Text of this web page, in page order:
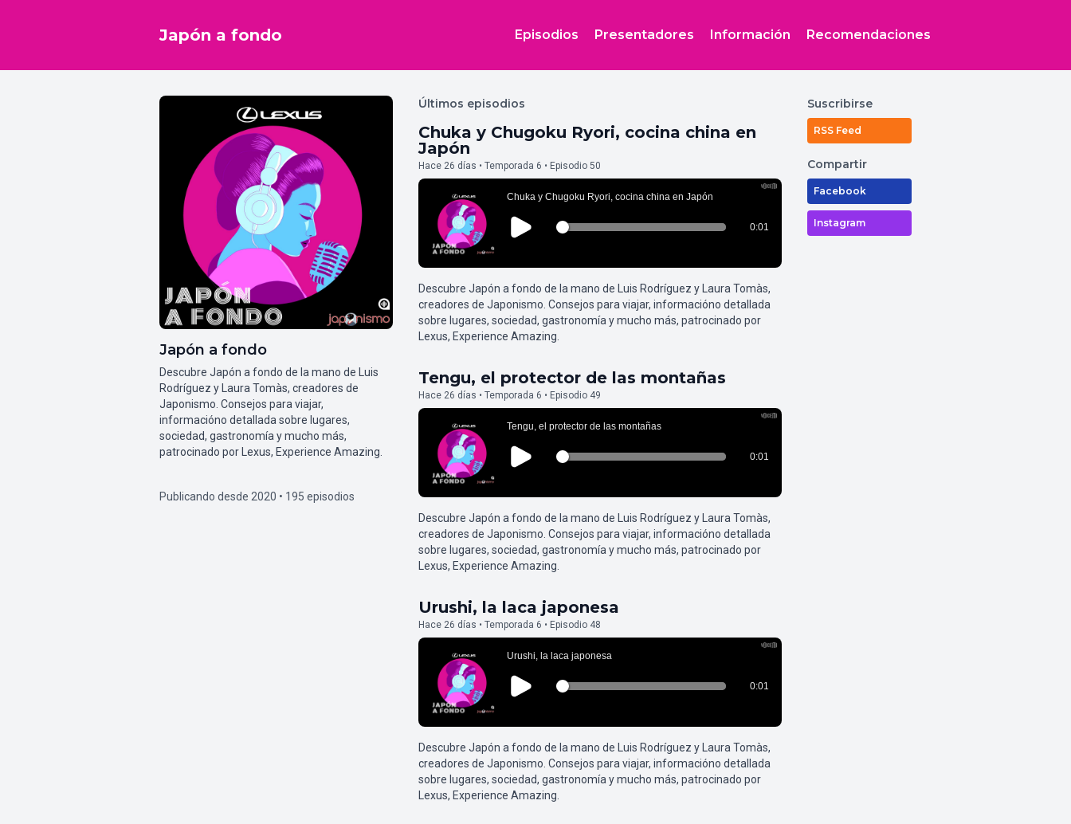
Japón a fondo Episodios Presentadores Información Recomendaciones
Japón a fondo
Descubre Japón a fondo de la mano de Luis
Rodríguez y Laura Tomàs, creadores de
Japonismo. Consejos para viajar,
informacióno detallada sobre lugares,
sociedad, gastronomía y mucho más,
patrocinado por Lexus, Experience Amazing.
Publicando desde 2020 • 195 episodios
Últimos episodios
Chuka y Chugoku Ryori, cocina china en
Japón
Hace 26 días • Temporada 6 • Episodio 50
Descubre Japón a fondo de la mano de Luis Rodríguez y Laura Tomàs,
creadores de Japonismo. Consejos para viajar, informacióno detallada
sobre lugares, sociedad, gastronomía y mucho más, patrocinado por
Lexus, Experience Amazing.
Tengu, el protector de las montañas
Hace 26 días • Temporada 6 • Episodio 49
Descubre Japón a fondo de la mano de Luis Rodríguez y Laura Tomàs,
creadores de Japonismo. Consejos para viajar, informacióno detallada
sobre lugares, sociedad, gastronomía y mucho más, patrocinado por
Lexus, Experience Amazing.
Urushi, la laca japonesa
Hace 26 días • Temporada 6 • Episodio 48
Descubre Japón a fondo de la mano de Luis Rodríguez y Laura Tomàs,
creadores de Japonismo. Consejos para viajar, informacióno detallada
sobre lugares, sociedad, gastronomía y mucho más, patrocinado por
Lexus, Experience Amazing.
Suscribirse
RSS Feed
Compartir
Facebook
Instagram